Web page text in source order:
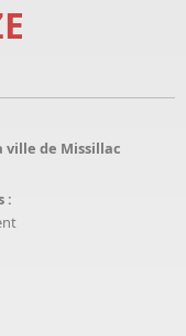
ville de Missillac
: